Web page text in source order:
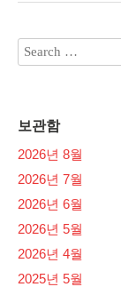
보관함
2026년 8월
2026년 7월
2026년 6월
2026년 5월
2026년 4월
2025년 5월